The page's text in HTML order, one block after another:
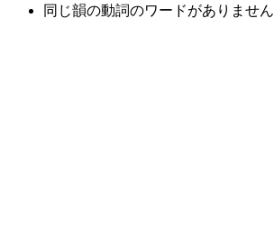
同じ韻の動詞のワードがありません